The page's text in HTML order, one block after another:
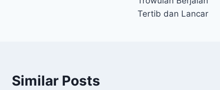
Tertib dan Lancar
Similar Posts